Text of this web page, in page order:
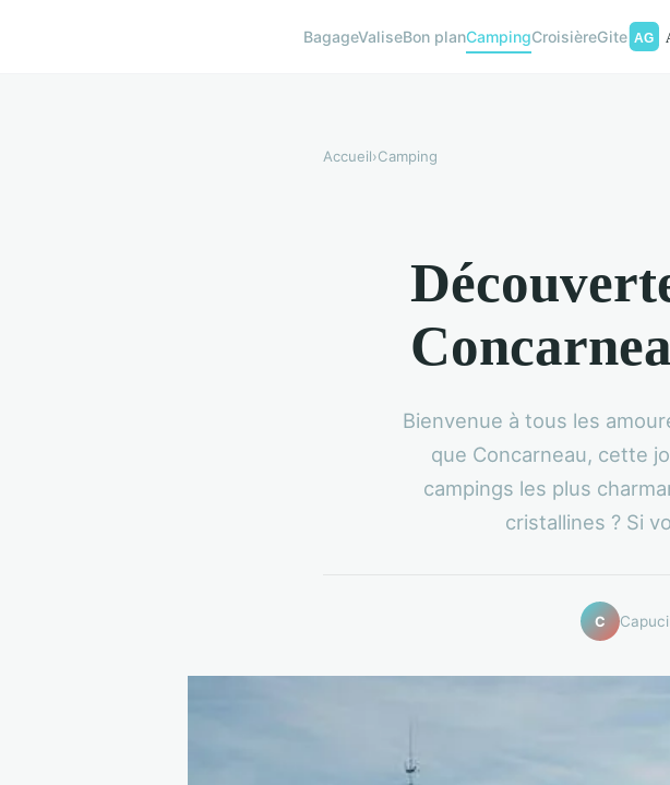
BagageValiseBon planCampingCroisièreGite
Accueil›Camping
Bienvenue à tous les
que Concarneau, cette
campings les plus
cristallines ? Si
C